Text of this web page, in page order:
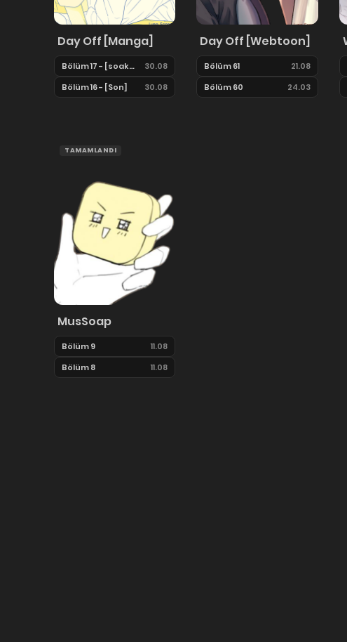
Day Off [Manga]
Bölüm 17 - [soaked]
30.08
Bölüm 16 - [Son]
30.08
Day Off [Webtoon]
Bölüm 61
21.08
Bölüm 60
24.03
TAMAMLANDI
MusSoap
Bölüm 9
11.08
Bölüm 8
11.08